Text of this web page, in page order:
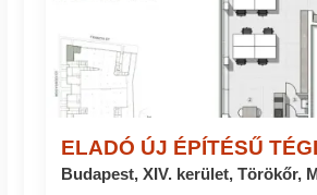
ELADÓ ÚJ ÉPÍTÉSŰ
Budapest, XIV. kerület, Törökőr,